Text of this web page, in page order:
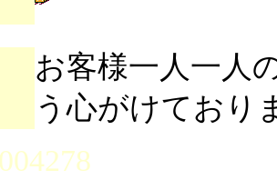
お客様一人一人
う心がけており